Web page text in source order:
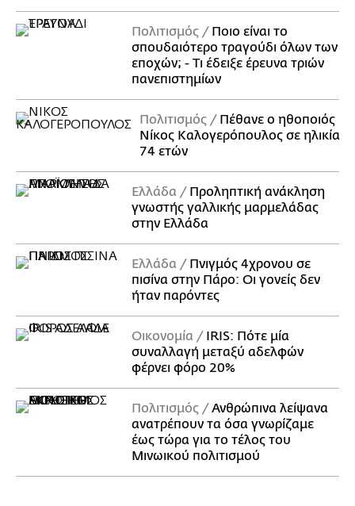
Πολιτισμός
Ποιο είναι το
σπουδαιότερο τραγούδι όλων των
εποχών; - Τι έδειξε έρευνα τριών
πανεπιστημίων
Πολιτισμός
Πέθανε ο ηθοποιός
Νίκος Καλογερόπουλος σε ηλικία
74 ετών
Ελλάδα
Προληπτική ανάκληση
γνωστής γαλλικής μαρμελάδας
στην Ελλάδα
Ελλάδα
Πνιγμός 4χρονου σε
πισίνα στην Πάρο: Οι γονείς δεν
ήταν παρόντες
Οικονομία
IRIS: Πότε μία
συναλλαγή μεταξύ αδελφών
φέρνει φόρο 20%
Πολιτισμός
Ανθρώπινα λείψανα
ανατρέπουν τα όσα γνωρίζαμε
έως τώρα για το τέλος του
Μινωικού πολιτισμού